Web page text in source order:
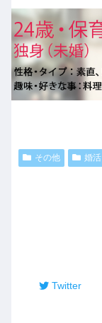
その他 婚活
Twitter